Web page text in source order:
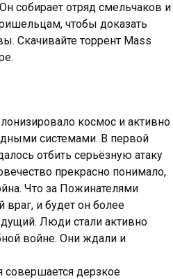
собирает отряд смельчаков и
чтобы доказать
Скачивайте торрент Mass
космос и активно
системами. В первой
отбить серьёзную атаку
прекрасно понимало,
Что за Пожинателями
враг, и будет он более
Люди стали активно
войне. Они ждали и
совершается дерзкое